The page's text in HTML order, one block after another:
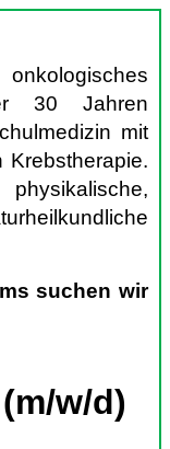
30 Jahren
mit
Krebstherapie.
suchen wir
w/d)